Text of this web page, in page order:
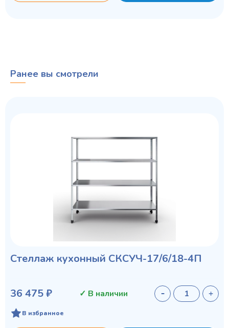
Ранее вы смотрели
Стеллаж кухонный СКСУЧ-17/6/18-4П
36 475 ₽ ✓ В наличии
В избранное